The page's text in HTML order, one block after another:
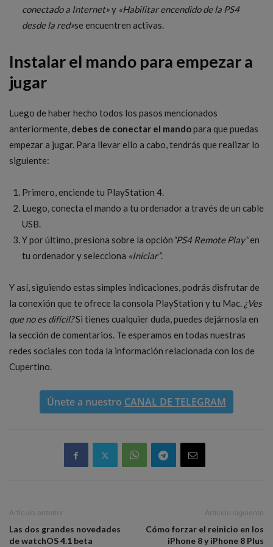
conectado a Internet»y «Habilitar encendido de la PS4
desde la red»se encuentren activas.
Instalar el mando para empezar a
jugar
Luego de haber hecho todos los pasos mencionados
anteriormente, debes de conectar el mandopara que puedas
empezar a jugar. Para llevar ello a cabo, tendrás que realizar lo
siguiente:
Primero, enciende tu PlayStation 4.
Luego, conecta el mando a tu ordenador a través de un cable
USB.
Y por último, presiona sobre la opción“PS4 Remote Play”en
tu ordenador y selecciona «Iniciar”.
Y así, siguiendo estas simples indicaciones, podrás disfrutar de
la conexión que te ofrece la consola PlayStation y tu Mac. ¿Ves
que no es difícil?Si tienes cualquier duda, puedes dejárnosla en
la sección de comentarios. Te esperamos en todas nuestras
redes sociales con toda la información relacionada con los de
Cupertino.
Únete a nuestro CANAL DE TELEGRAM
Artículo anterior
Las dos grandes novedades
de watchOS 4.1 beta
Artículo siguiente
Cómo forzar el reinicio en los
iPhone 8 y iPhone 8 Plus